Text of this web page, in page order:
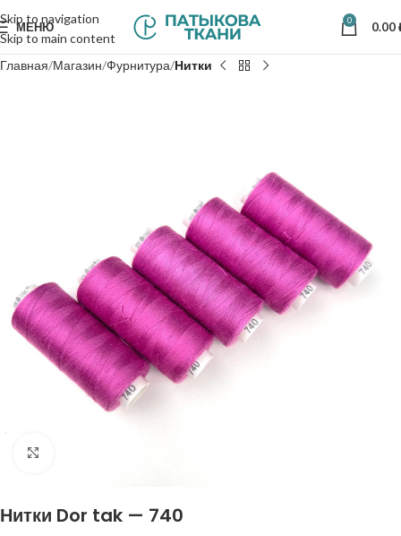
Skip to navigation
Skip to main content
МЕНЮ 0 0.00
Главная Магазин Фурнитура Нитки
Нитки Dor tak — 740